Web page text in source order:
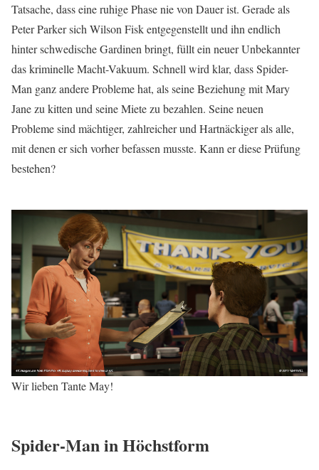
Tatsache, dass eine ruhige Phase nie von Dauer ist. Gerade als
Peter Parker sich Wilson Fisk entgegenstellt und ihn endlich
hinter schwedische Gardinen bringt, füllt ein neuer Unbekannter
das kriminelle Macht-Vakuum. Schnell wird klar, dass Spider-
Man ganz andere Probleme hat, als seine Beziehung mit Mary
Jane zu kitten und seine Miete zu bezahlen. Seine neuen
Probleme sind mächtiger, zahlreicher und Hartnäckiger als alle,
mit denen er sich vorher befassen musste. Kann er diese Prüfung
bestehen?
Wir lieben Tante May!
Spider-Man in Höchstform